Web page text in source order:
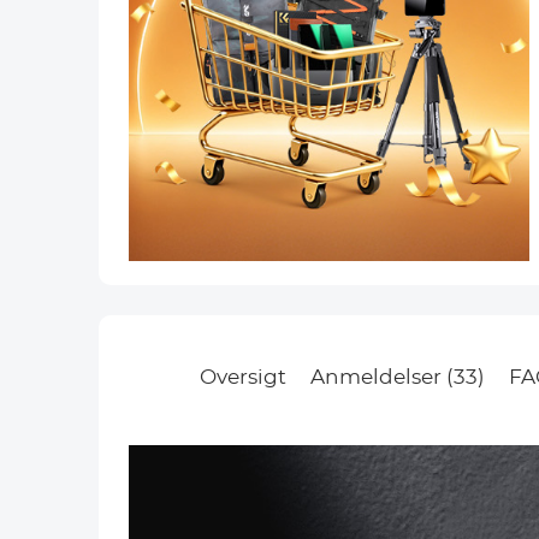
Oversigt Anmeldelser (33)